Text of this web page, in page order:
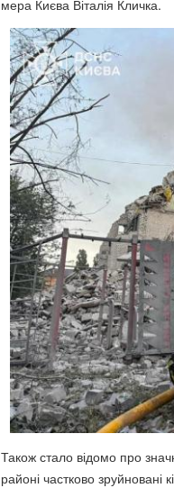
мера Києва Віталія Кличка.
Також стало відомо про
районі частково зруйновані